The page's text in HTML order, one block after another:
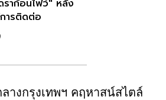
าก้อนไฟว์" หลัง
ารติดต่อ
างกรุงเทพฯ คฤหาสน์สไตล์